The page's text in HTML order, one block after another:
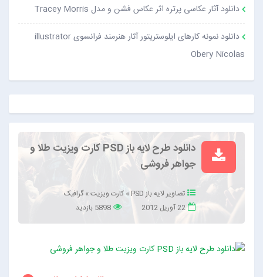
دانلود آثار عکاسی پرتره اثر عکاس فشن و مدل Tracey Morris
دانلود نمونه کارهای ایلوستریتور آثار هنرمند فرانسوی illustrator
Obery Nicolas
دانلود طرح لایه باز PSD کارت ویزیت طلا و
جواهر فروشی
تصاویر لایه باز PSD »کارت ویزیت»گرافیک
22 آوریل 2012
5898 بازدید